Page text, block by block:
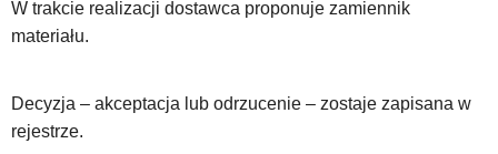
W trakcie realizacji dostawca proponuje zamiennik
materiału.
Decyzja – akceptacja lub odrzucenie – zostaje zapisana w
rejestrze.